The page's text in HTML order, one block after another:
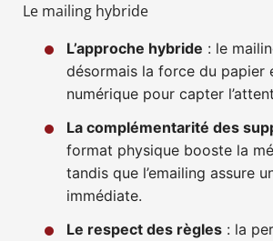
Le mailing hybride
L’approche hybride : le
désormais la force du papier
numérique pour capter
La complémentarité des
format physique booste la
tandis que l’emailing assure
immédiate.
Le respect des règles : la